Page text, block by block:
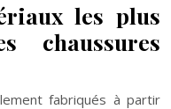
les plus
chaussures
fabriqués à partir